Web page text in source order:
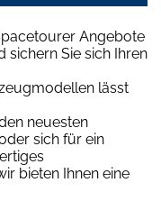
Angebote
sichern Sie sich Ihren
lässt
neuesten
sich für ein
bieten Ihnen eine